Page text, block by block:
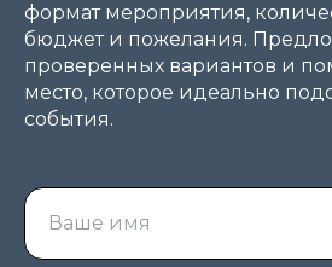
формат мероприятия,
бюджет и пожелания.
проверенных вариантов и
место, которое идеально
события.
Ваше имя